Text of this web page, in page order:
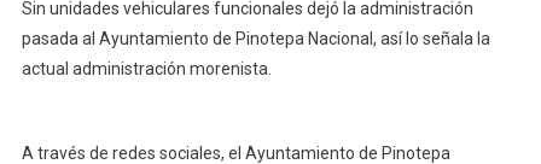
De
Pinotepa
Vehículos
Sin unidades vehiculares funcionales dejó la administración
pasada al Ayuntamiento de Pinotepa Nacional, así lo señala la
actual administración morenista.
A través de redes sociales, el Ayuntamiento de Pinotepa